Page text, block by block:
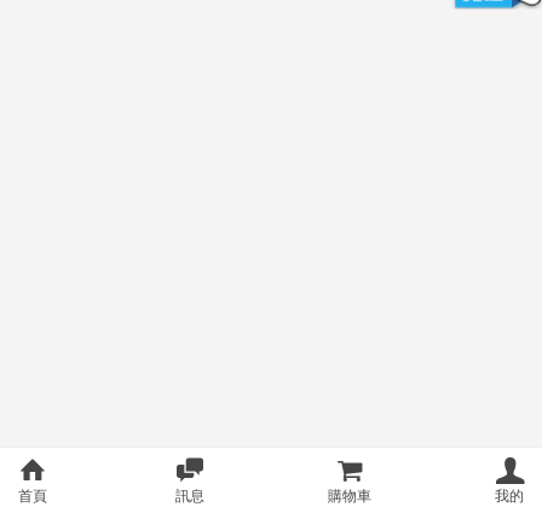
首頁 訊息 購物車 我的